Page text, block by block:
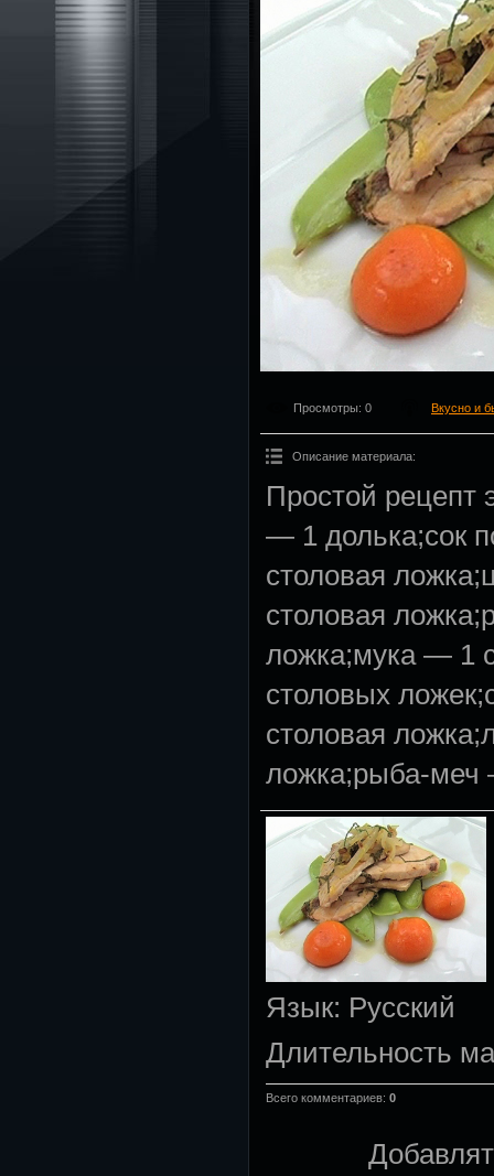
Просмотры: 0 Вкусно и
Описание материала:
Простой рецепт
— 1 долька;сок
столовая
столовая
ложка;мука — 1
столовых
столовая
ложка;рыба-меч
Язык: Русский
Длительность
Всего комментариев: 0